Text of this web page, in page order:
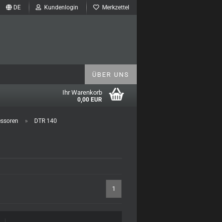
DE Kundenlogin Merkzettel
Ihr Warenkorb
0,00 EUR
ÜBER UNS
» DTR 140
1